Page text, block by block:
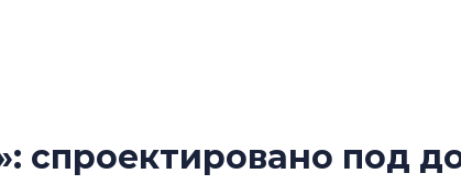
спроектировано под